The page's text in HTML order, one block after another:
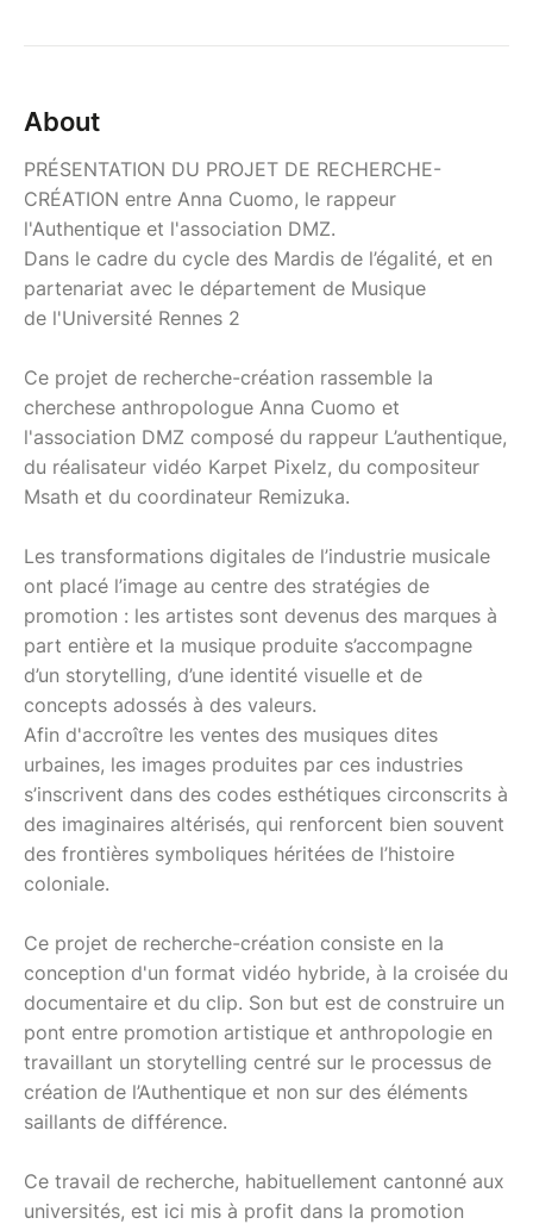
About
PRÉSENTATION DU PROJET DE RECHERCHE-
CRÉATION entre Anna Cuomo, le rappeur
l'Authentique et l'association DMZ.
Dans le cadre du cycle des Mardis de l’égalité, et en
partenariat avec le département de Musique
de l'Université Rennes 2
Ce projet de recherche-création rassemble la
cherchese anthropologue Anna Cuomo et
l'association DMZ composé du rappeur L’authentique,
du réalisateur vidéo Karpet Pixelz, du compositeur
Msath et du coordinateur Remizuka.
Les transformations digitales de l’industrie musicale
ont placé l’image au centre des stratégies de
promotion : les artistes sont devenus des marques à
part entière et la musique produite s’accompagne
d’un storytelling, d’une identité visuelle et de
concepts adossés à des valeurs.
Afin d'accroître les ventes des musiques dites
urbaines, les images produites par ces industries
s’inscrivent dans des codes esthétiques circonscrits à
des imaginaires altérisés, qui renforcent bien souvent
des frontières symboliques héritées de l’histoire
coloniale.
Ce projet de recherche-création consiste en la
conception d'un format vidéo hybride, à la croisée du
documentaire et du clip. Son but est de construire un
pont entre promotion artistique et anthropologie en
travaillant un storytelling centré sur le processus de
création de l’Authentique et non sur des éléments
saillants de différence.
Ce travail de recherche, habituellement cantonné aux
universités, est ici mis à profit dans la promotion